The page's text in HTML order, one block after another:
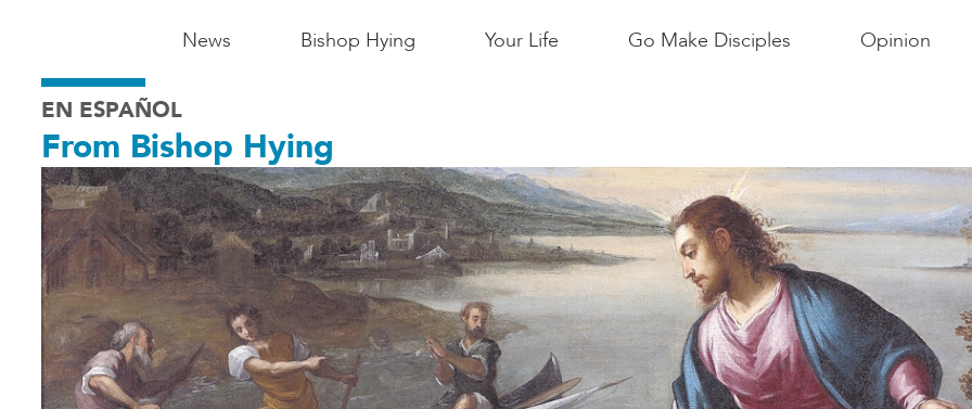
Main
-
Madison
News Bishop Hying Your Life Go Make Disciples Opinion
EN ESPAÑOL
From Bishop Hying